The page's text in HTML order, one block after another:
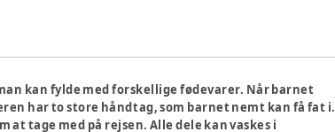
kan fylde med forskellige fødevarer. Når barnet
har to store håndtag, som barnet nemt kan få fat i.
at tage med på rejsen. Alle dele kan vaskes i